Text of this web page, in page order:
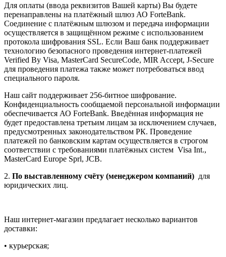
Для оплаты (ввода реквизитов Вашей карты) Вы будете
перенаправлены на платёжный шлюз АО ForteBank.
Соединение с платёжным шлюзом и передача информации
осуществляется в защищённом режиме с использованием
протокола шифрования SSL. Если Ваш банк поддерживает
технологию безопасного проведения интернет-платежей
Verified By Visa, MasterCard SecureCode, MIR Accept, J-Secure
для проведения платежа также может потребоваться ввод
специального пароля.
Наш сайт поддерживает 256-битное шифрование.
Конфиденциальность сообщаемой персональной информации
обеспечивается АО ForteBank. Введённая информация не
будет предоставлена третьим лицам за исключением случаев,
предусмотренных законодательством РК. Проведение
платежей по банковским картам осуществляется в строгом
соответствии с требованиями платёжных систем Visa Int.,
MasterCard Europe Sprl, JCB.
2. По выставленному счёту (менеджером компаний) для
юридических лиц.
Наш интернет-магазин предлагает несколько вариантов
доставки:
• курьерская;